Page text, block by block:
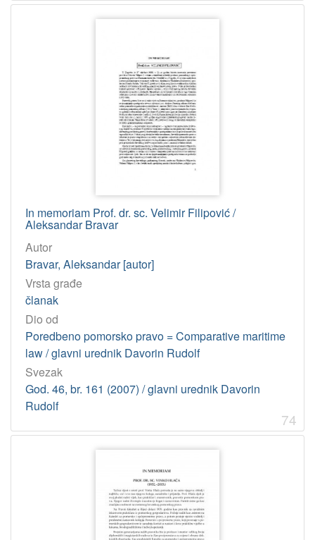
In memoriam Prof. dr. sc. Velimir Filipović /
Aleksandar Bravar
Autor
Bravar, Aleksandar [autor]
Vrsta građe
članak
Dio od
Poredbeno pomorsko pravo = Comparative maritime
law / glavni urednik Davorin Rudolf
Svezak
God. 46, br. 161 (2007) / glavni urednik Davorin
Rudolf
74